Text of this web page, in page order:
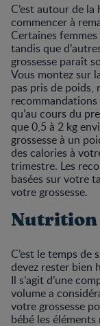
C’est autour de
commencer à
Certaines
tandis que
grossesse paraît
Vous montez sur
pas pris de poids,
qu’au cours du
que 0,5 à 2 kg
grossesse à un
des calories à
trimestre. Les
basées sur votre
votre grossesse.
Nutrition
C’est le temps de
devez rester bien
Il s’agit d’une
volume a
votre grossesse
bébé les